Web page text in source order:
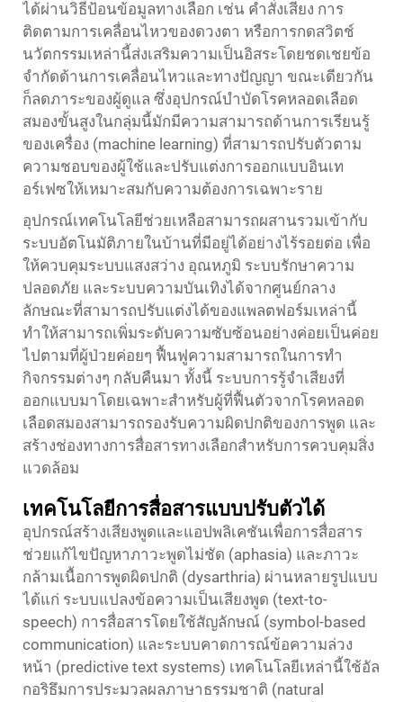
ได้ผ่านวิธีป้อนข้อมูลทางเลือก เช่น คำสั่งเสียง การ
ติดตามการเคลื่อนไหวของดวงตา หรือการกดสวิตช์
นวัตกรรมเหล่านี้ส่งเสริมความเป็นอิสระโดยชดเชยข้อ
จำกัดด้านการเคลื่อนไหวและทางปัญญา ขณะเดียวกัน
ก็ลดภาระของผู้ดูแล ซึ่งอุปกรณ์บำบัดโรคหลอดเลือด
สมองขั้นสูงในกลุ่มนี้มักมีความสามารถด้านการเรียนรู้
ของเครื่อง (machine learning) ที่สามารถปรับตัวตาม
ความชอบของผู้ใช้และปรับแต่งการออกแบบอินเท
อร์เฟซให้เหมาะสมกับความต้องการเฉพาะราย
อุปกรณ์เทคโนโลยีช่วยเหลือสามารถผสานรวมเข้ากับ
ระบบอัตโนมัติภายในบ้านที่มีอยู่ได้อย่างไร้รอยต่อ เพื่อ
ให้ควบคุมระบบแสงสว่าง อุณหภูมิ ระบบรักษาความ
ปลอดภัย และระบบความบันเทิงได้จากศูนย์กลาง
ลักษณะที่สามารถปรับแต่งได้ของแพลตฟอร์มเหล่านี้
ทำให้สามารถเพิ่มระดับความซับซ้อนอย่างค่อยเป็นค่อย
ไปตามที่ผู้ป่วยค่อยๆ ฟื้นฟูความสามารถในการทำ
กิจกรรมต่างๆ กลับคืนมา ทั้งนี้ ระบบการรู้จำเสียงที่
ออกแบบมาโดยเฉพาะสำหรับผู้ที่ฟื้นตัวจากโรคหลอด
เลือดสมองสามารถรองรับความผิดปกติของการพูด และ
สร้างช่องทางการสื่อสารทางเลือกสำหรับการควบคุมสิ่ง
แวดล้อม
เทคโนโลยีการสื่อสารแบบปรับตัวได้
อุปกรณ์สร้างเสียงพูดและแอปพลิเคชันเพื่อการสื่อสาร
ช่วยแก้ไขปัญหาภาวะพูดไม่ชัด (aphasia) และภาวะ
กล้ามเนื้อการพูดผิดปกติ (dysarthria) ผ่านหลายรูปแบบ
ได้แก่ ระบบแปลงข้อความเป็นเสียงพูด (text-to-
speech) การสื่อสารโดยใช้สัญลักษณ์ (symbol-based
communication) และระบบคาดการณ์ข้อความล่วง
หน้า (predictive text systems) เทคโนโลยีเหล่านี้ใช้อัล
กอริธึมการประมวลผลภาษาธรรมชาติ (natural